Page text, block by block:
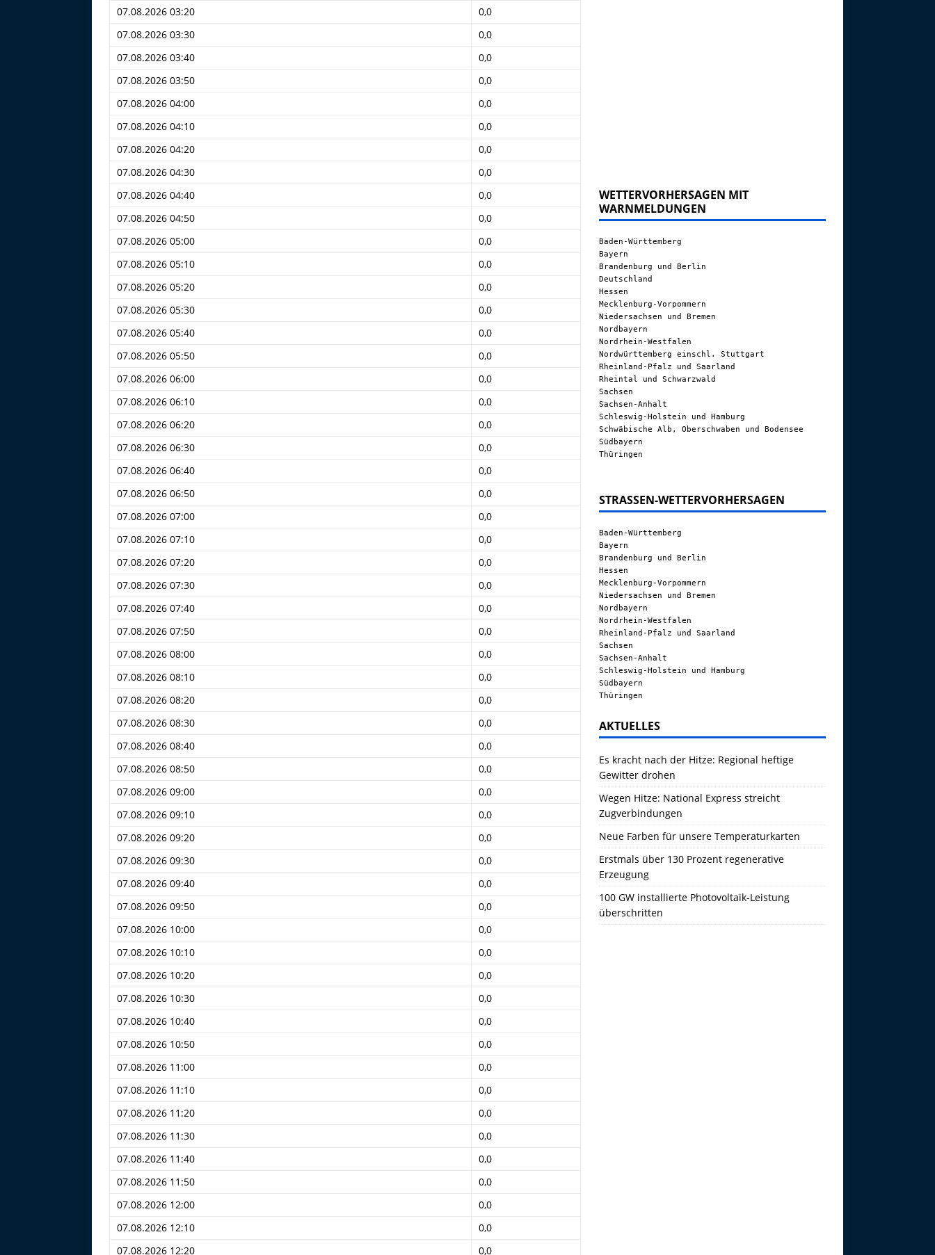
07.08.2026 03:20
0,0
07.08.2026 03:30
0,0
07.08.2026 03:40
0,0
07.08.2026 03:50
0,0
07.08.2026 04:00
0,0
07.08.2026 04:10
0,0
07.08.2026 04:20
0,0
07.08.2026 04:30
0,0
07.08.2026 04:40
0,0
07.08.2026 04:50
0,0
07.08.2026 05:00
0,0
07.08.2026 05:10
0,0
07.08.2026 05:20
0,0
07.08.2026 05:30
0,0
07.08.2026 05:40
0,0
07.08.2026 05:50
0,0
07.08.2026 06:00
0,0
07.08.2026 06:10
0,0
07.08.2026 06:20
0,0
07.08.2026 06:30
0,0
07.08.2026 06:40
0,0
07.08.2026 06:50
0,0
07.08.2026 07:00
0,0
07.08.2026 07:10
0,0
07.08.2026 07:20
0,0
07.08.2026 07:30
0,0
07.08.2026 07:40
0,0
07.08.2026 07:50
0,0
07.08.2026 08:00
0,0
07.08.2026 08:10
0,0
07.08.2026 08:20
0,0
07.08.2026 08:30
0,0
07.08.2026 08:40
0,0
07.08.2026 08:50
0,0
07.08.2026 09:00
0,0
07.08.2026 09:10
0,0
07.08.2026 09:20
0,0
07.08.2026 09:30
0,0
07.08.2026 09:40
0,0
07.08.2026 09:50
0,0
07.08.2026 10:00
0,0
07.08.2026 10:10
0,0
07.08.2026 10:20
0,0
07.08.2026 10:30
0,0
07.08.2026 10:40
0,0
07.08.2026 10:50
0,0
07.08.2026 11:00
0,0
07.08.2026 11:10
0,0
07.08.2026 11:20
0,0
07.08.2026 11:30
0,0
07.08.2026 11:40
0,0
07.08.2026 11:50
0,0
07.08.2026 12:00
0,0
07.08.2026 12:10
0,0
07.08.2026 12:20
0,0
WETTERVORHERSAGEN MIT
WARNMELDUNGEN
Baden-Württemberg
Bayern
Brandenburg und Berlin
Deutschland
Hessen
Mecklenburg-Vorpommern
Niedersachsen und Bremen
Nordbayern
Nordrhein-Westfalen
Nordwürttemberg einschl. Stuttgart
Rheinland-Pfalz und Saarland
Rheintal und Schwarzwald
Sachsen
Sachsen-Anhalt
Schleswig-Holstein und Hamburg
Schwäbische Alb, Oberschwaben und Bodensee
Südbayern
Thüringen
STRASSEN-WETTERVORHERSAGEN
Baden-Württemberg
Bayern
Brandenburg und Berlin
Hessen
Mecklenburg-Vorpommern
Niedersachsen und Bremen
Nordbayern
Nordrhein-Westfalen
Rheinland-Pfalz und Saarland
Sachsen
Sachsen-Anhalt
Schleswig-Holstein und Hamburg
Südbayern
Thüringen
AKTUELLES
Es kracht nach der Hitze: Regional heftige
Gewitter drohen
Wegen Hitze: National Express streicht
Zugverbindungen
Neue Farben für unsere Temperaturkarten
Erstmals über 130 Prozent regenerative
Erzeugung
100 GW installierte Photovoltaik-Leistung
überschritten